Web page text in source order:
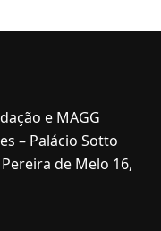
e MAGG
– Palácio Sotto
de Melo 16,